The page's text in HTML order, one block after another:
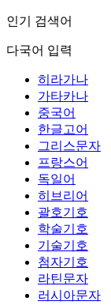
인기 검색어
다국어 입력
히라가나
가타카나
중국어
한글고어
그리스문자
프랑스어
독일어
히브리어
괄호기호
학술기호
기술기호
첨자기호
라틴문자
러시아문자